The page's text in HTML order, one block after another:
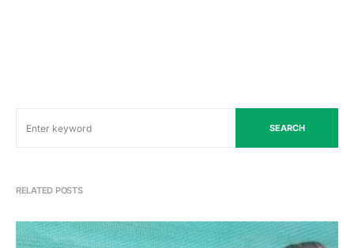
SEARCH
RELATED POSTS